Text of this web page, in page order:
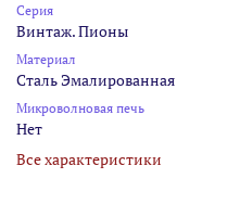
Серия
Винтаж. Пионы
Материал
Сталь Эмалированная
Микроволновая печь
Нет
Все характеристики